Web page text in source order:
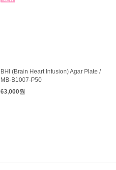
BHI (Brain Heart Infusion) Agar Plate /
MB-B1007-P50
63,000원